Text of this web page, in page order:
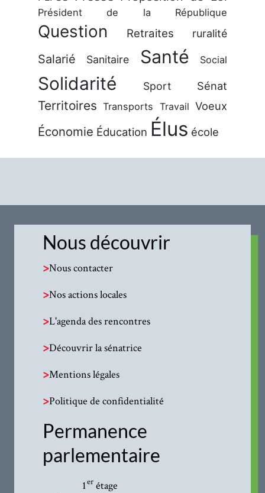
Président de la République
Question Retraites ruralité
Salarié Sanitaire Santé Social
Solidarité Sport Sénat
Territoires Transports Travail Voeux
Économie Éducation Élus école
Nous découvrir
>Nous contacter
>Nos actions locales
>L'agenda des rencontres
>Découvrir la sénatrice
>Mentions légales
>Politique de confidentialité
Permanence
parlementaire
1erétage